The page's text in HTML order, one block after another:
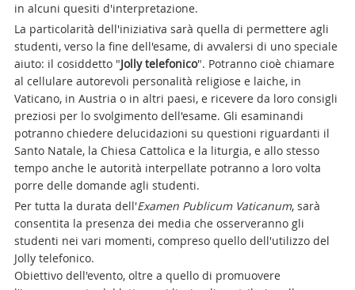
in alcuni quesiti d'interpretazione.
La particolarità dell'iniziativa sarà quella di permettere agli
studenti, verso la fine dell'esame, di avvalersi di uno speciale
aiuto: il cosiddetto "Jolly telefonico". Potranno cioè chiamare
al cellulare autorevoli personalità religiose e laiche, in
Vaticano, in Austria o in altri paesi, e ricevere da loro consigli
preziosi per lo svolgimento dell'esame. Gli esaminandi
potranno chiedere delucidazioni su questioni riguardanti il
Santo Natale, la Chiesa Cattolica e la liturgia, e allo stesso
tempo anche le autorità interpellate potranno a loro volta
porre delle domande agli studenti.
Per tutta la durata dell'Examen Publicum Vaticanum, sarà
consentita la presenza dei media che osserveranno gli
studenti nei vari momenti, compreso quello dell'utilizzo del
Jolly telefonico.
Obiettivo dell'evento, oltre a quello di promuovere